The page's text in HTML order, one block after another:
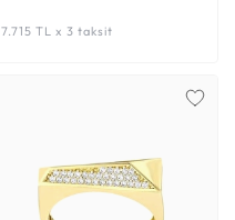
7.715 TL x 3 taksit